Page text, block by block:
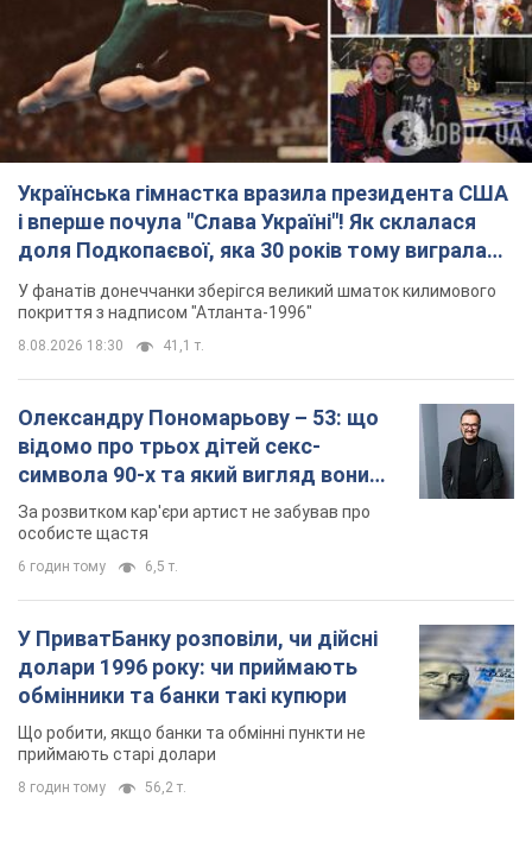
доля Подкопаєвої, яка 30 років тому виграла
"золото" Олімпіади
У фанатів донеччанки зберігся великий шматок килимового
покриття з надписом "Атланта-1996"
8.08.2026 18:30 41,1 т.
Олександру Пономарьову – 53: що
відомо про трьох дітей секс-
символа 90-х та який вигляд вони
мають
особисте щастя
долари 1996 року: чи приймають
обмінники та банки такі купюри
приймають старі долари